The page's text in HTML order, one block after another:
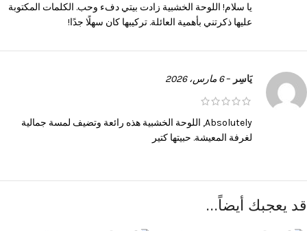
يا سلام! اللوحة الخشبية زادت بيتي دفء وحب. الكلمات المكتوبة
عليها ذكرتني بأهمية العائلة. تركيبها كان سهلًا جدًا!
يَاسِر –6 مارس، 2026
Absolutely, اللوحة الخشبية هذه رائعة وتضيف لمسة جمالية
لغرفة المعيشة. حبيتها كتير
قد يعجبك أيضاً…